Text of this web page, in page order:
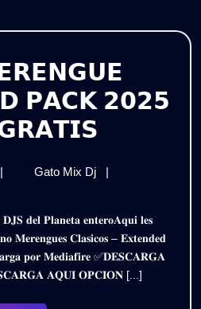
𝗣𝗔𝗖𝗞 𝟮𝟬𝟮𝟱
𝗣𝗔𝗖𝗞
𝟮𝟬𝟮𝟱
–
| Gato Mix Dj
𝗧𝗘𝗖𝗡𝗢
𝗣𝗔𝗖𝗞
𝟮𝟬𝟮𝟱
–
𝗩𝗢𝗟.𝟮
|
𝐌𝐞𝐫𝐞𝐧𝐠𝐮𝐞𝐬 𝐂𝐥𝐚𝐬𝐢𝐜𝐨𝐬 – 𝐄𝐱𝐭𝐞𝐧𝐝𝐞𝐝
𝐩𝐨𝐫 𝐌𝐞𝐝𝐢𝐚𝐟𝐢𝐫𝐞 ✅𝐃𝐄𝐒𝐂𝐀𝐑𝐆𝐀
𝐀𝐐𝐔𝐈 𝐎𝐏𝐂𝐈𝐎𝐍 [...]